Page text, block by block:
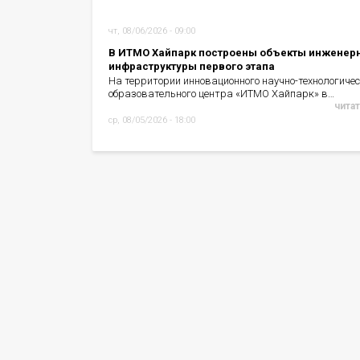
чт, 08/06/2026 - 09:00
В ИТМО Хайпарк построены объекты
инфраструктуры первого этапа
На территории инновационного научно-
образовательного центра «ИТМО Хайпарк» в…
ср, 08/05/2026 - 18:00